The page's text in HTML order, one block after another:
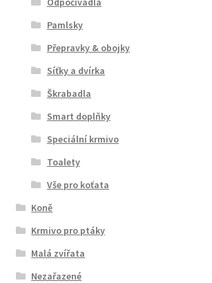
Pamlsky
Přepravky & obojky
Síťky a dvírka
Škrabadla
Smart doplňky
Speciální krmivo
Toalety
Vše pro koťata
Koně
Krmivo pro ptáky
Malá zvířata
Nezařazené